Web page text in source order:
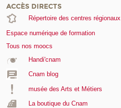
ACCÈS DIRECTS
Répertoire des centres régionaux
Espace numérique de formation
Tous nos moocs
Handi'cnam
Cnam blog
musée des Arts et Métiers
La boutique du Cnam